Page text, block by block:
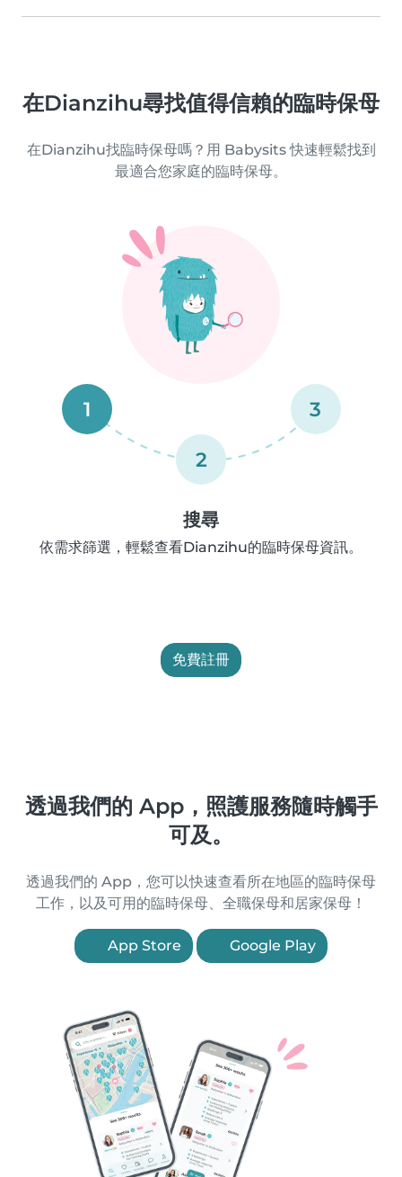
在Dianzihu尋找值得信賴的臨時保母
在Dianzihu找臨時保母嗎？用 Babysits 快速輕鬆找到
最適合您家庭的臨時保母。
1
2
3
搜尋
依需求篩選，輕鬆查看Dianzihu的臨時保母資訊。
免費註冊
透過我們的 App，照護服務隨時觸手
可及。
透過我們的 App，您可以快速查看所在地區的臨時保母
工作，以及可用的臨時保母、全職保母和居家保母！
App Store Google Play